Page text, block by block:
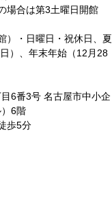
場合は第3土曜日開館
）・日曜日・祝休日、夏
）、年末年始（12月28
6番3号 名古屋市中小企
6階
歩5分